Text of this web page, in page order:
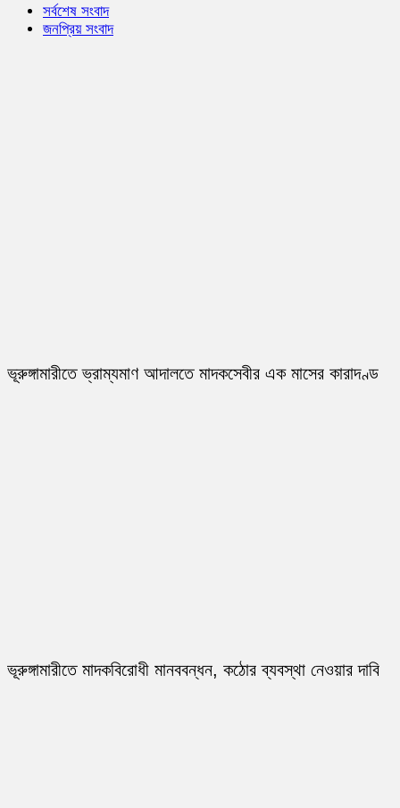
সর্বশেষ সংবাদ
জনপ্রিয় সংবাদ
ভূরুঙ্গামারীতে ভ্রাম্যমাণ আদালতে মাদকসেবীর এক মাসের কারাদণ্ড
ভূরুঙ্গামারীতে মাদকবিরোধী মানববন্ধন, কঠোর ব্যবস্থা নেওয়ার দাবি